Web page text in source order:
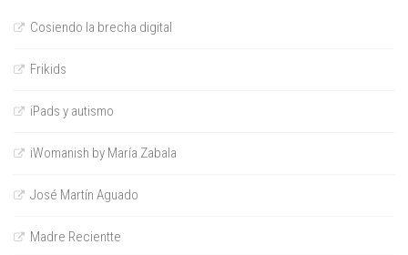
Cosiendo la brecha digital
Frikids
iPads y autismo
iWomanish by María Zabala
José Martín Aguado
Madre Recientte